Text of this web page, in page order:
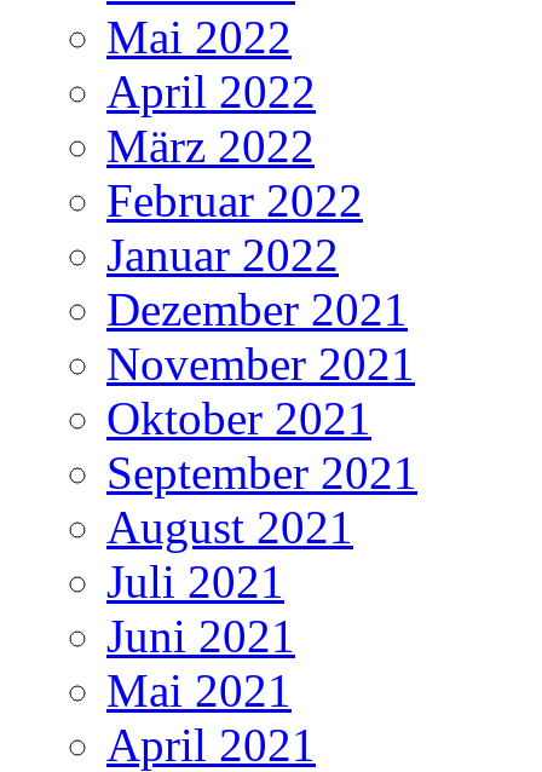
Mai 2022
April 2022
März 2022
Februar 2022
Januar 2022
Dezember 2021
November 2021
Oktober 2021
September 2021
August 2021
Juli 2021
Juni 2021
Mai 2021
April 2021